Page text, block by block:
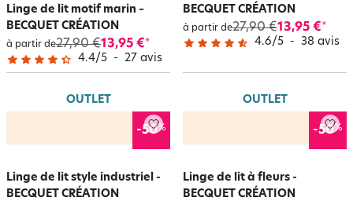
Linge de lit motif marin –
BECQUET CRÉATION
à partir de27,90 €13,95 €*
4.4/5 - 27 avis
BECQUET CRÉATION
à partir de27,90 €13,95 €*
4.6/5 - 38 avis
OUTLET
-50%
Linge de lit style industriel -
BECQUET CRÉATION
OUTLET
-50%
Linge de lit à fleurs -
BECQUET CRÉATION